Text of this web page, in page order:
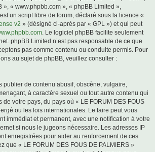
», « www.phpbb.com », « phpBB Limited »,
un script libre de forum, déclaré sous la licence «
v2 » (désigné ci-après par « GPL ») et qui peut
. Le logiciel phpBB facilite seulement
phpBB Limited n’est pas responsable de ce que
pas comme contenu ou conduite permis. Pour
au sujet de phpBB, veuillez consulter :
publier de contenu abusif, obscène, vulgaire,
à caractère sexuel ou tout autre contenu qui
de votre pays, du pays où « LE FORUM DES FOUS
ou les lois internationales. Le faire peut vous
immédiat et permanent, avec une notification à votre
si nous le jugeons nécessaire. Les adresses IP
enregistrées pour aider au renforcement de ces
que « LE FORUM DES FOUS DE PALMIERS »